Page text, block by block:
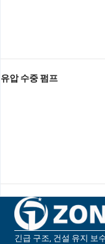
유압 수중 펌프
긴급 구조, 건설 유지 보